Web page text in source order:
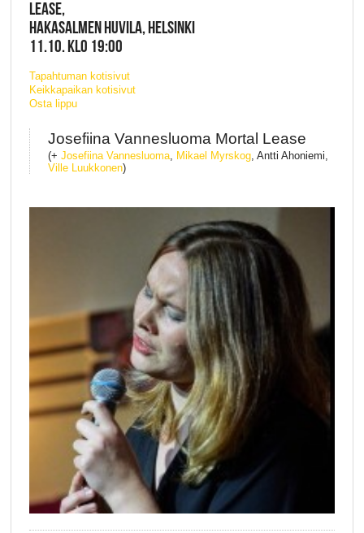
LEASE,
HAKASALMEN HUVILA, HELSINKI
11.10. KLO 19:00
Tapahtuman kotisivut
Keikkapaikan kotisivut
Osta lippu
Josefiina Vannesluoma Mortal Lease
(+ Josefiina Vannesluoma, Mikael Myrskog, Antti Ahoniemi,
Ville Luukkonen)